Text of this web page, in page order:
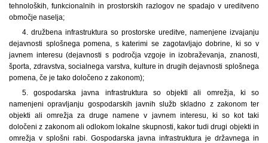
tehnoloških, funkcionalnih in prostorskih razlogov ne spadajo v ureditveno
območje naselja;
4. družbena infrastruktura so prostorske ureditve, namenjene izvajanju
dejavnosti splošnega pomena, s katerimi se zagotavljajo dobrine, ki so v
javnem interesu (dejavnosti s področja vzgoje in izobraževanja, znanosti,
športa, zdravstva, socialnega varstva, kulture in drugih dejavnosti splošnega
pomena, če je tako določeno z zakonom);
5. gospodarska javna infrastruktura so objekti ali omrežja, ki so
namenjeni opravljanju gospodarskih javnih služb skladno z zakonom ter
objekti ali omrežja za druge namene v javnem interesu, ki so kot taki
določeni z zakonom ali odlokom lokalne skupnosti, kakor tudi drugi objekti in
omrežja v splošni rabi. Gospodarska javna infrastruktura je državnega in